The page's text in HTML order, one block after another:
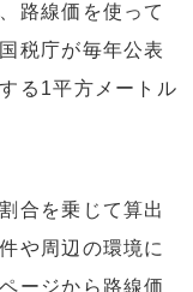
路線価を使って
税庁が毎年公表
る1平方メートル
合を乗じて算出
や周辺の環境に
ージから路線価